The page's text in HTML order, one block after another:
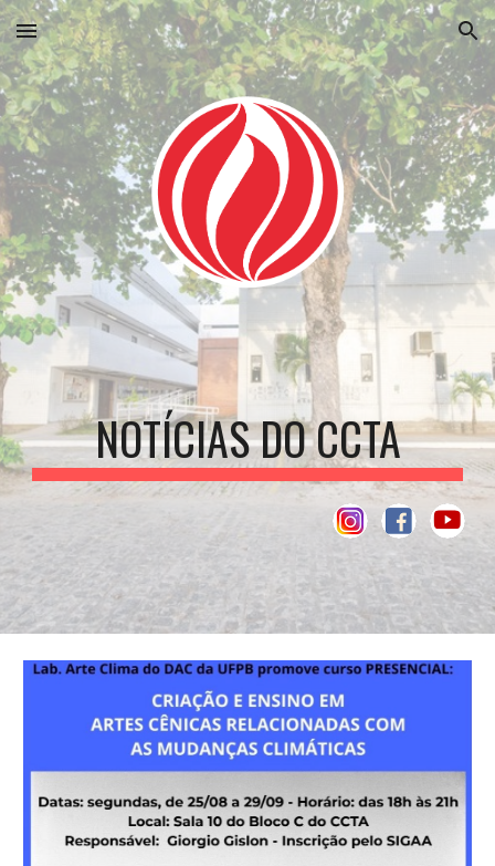
Skip to main content Skip to navigation
NOTÍCIAS DO CCTA